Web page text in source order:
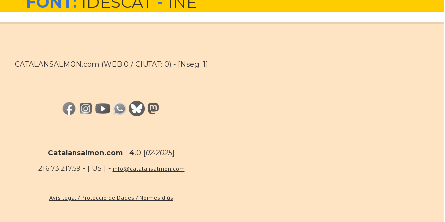
CATALANSALMON.com (WEB:0 / CIUTAT: 0) - [Nseg: 1]
Catalansalmon.com - 4.0 [02·2025]
216.73.217.59 - [ US ] - info@catalansalmon.com
Avís legal / Protecció de Dades / Normes d'ús